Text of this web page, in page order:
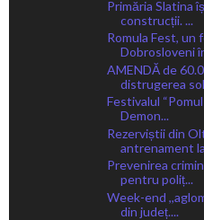
Primăria Slatina
construcții. ...
Romula Fest, un
Dobrosloveni
AMENDĂ de
distrugerea
Festivalul
Demon...
Rezerviștii din
antrenament
Prevenirea
pentru poliț...
Week-end
din județ....